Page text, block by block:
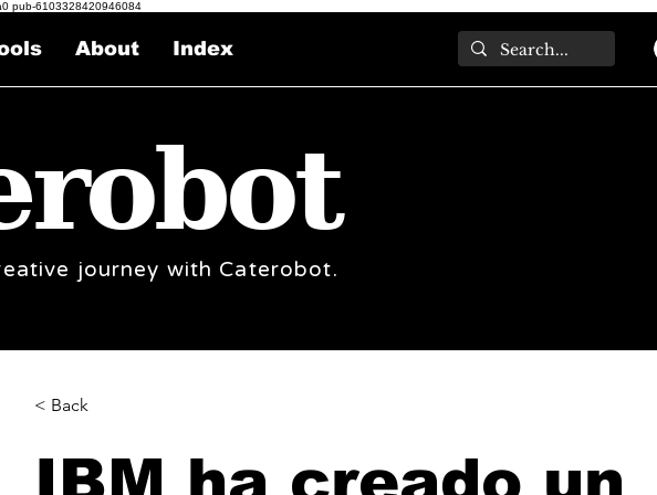
pub-6103328420946084
About Index
journey with Caterobot.
< Back